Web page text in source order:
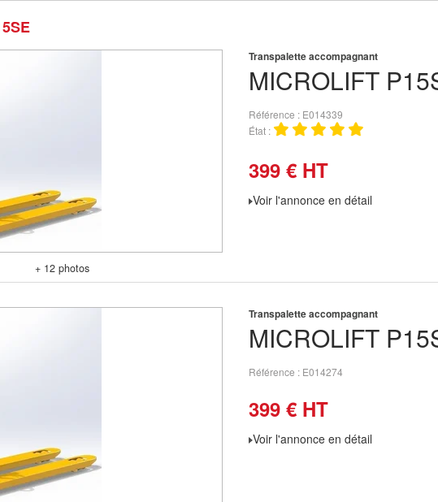
+ 12 photos
MICROLIFT
Transpalette accompagnant
Référence
E014339
État
399 € HT
Voir l'annonce en détail
MICROLIFT
Transpalette accompagnant
Référence E014274
399 € HT
Voir l'annonce en détail